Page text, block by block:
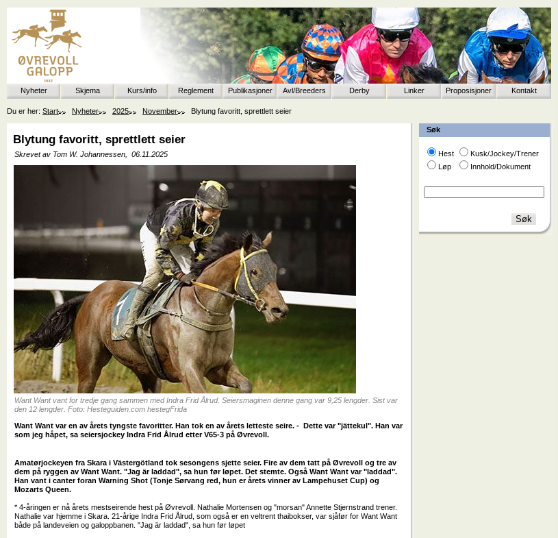
Nyheter Skjema Kurs/info Reglement Publikasjoner Avl/Breeders Derby Linker Proposisjoner Kontakt
Du er her: Start Nyheter 2025 November Blytung favoritt, sprettlett seier
Søk
Hest
Kusk/Jockey/Trener
Løp
Innhold/Dokument
Blytung favoritt, sprettlett seier
Skrevet av Tom W. Johannessen, 06.11.2025
Want Want vant for tredje gang sammen med Indra Frid Ålrud. Seiersmaginen denne gang var 9,25 lengder. Sist var
den 12 lengder. Foto: Hesteguiden.com hestegFrida
Want Want var en av årets tyngste favoritter. Han tok en av årets letteste seire. - Dette var "jättekul". Han var
som jeg håpet, sa seiersjockey Indra Frid Ålrud etter V65-3 på Øvrevoll.
Amatørjockeyen fra Skara i Västergötland tok sesongens sjette seier. Fire av dem tatt på Øvrevoll og tre av
dem på ryggen av Want Want. "Jag är laddad", sa hun før løpet. Det stemte. Også Want Want var "laddad".
Han vant i canter foran Warning Shot (Tonje Sørvang red, hun er årets vinner av Lampehuset Cup) og
Mozarts Queen.
* 4-åringen er nå årets mestseirende hest på Øvrevoll. Nathalie Mortensen og "morsan" Annette Stjernstrand trener.
Nathalie var hjemme i Skara. 21-årige Indra Frid Ålrud, som også er en veltrent thaibokser, var sjåfør for Want Want
både på landeveien og galoppbanen. "Jag är laddad", sa hun før løpet